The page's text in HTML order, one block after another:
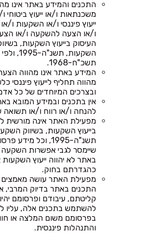
התכנים והמידע באתר אינו
משכנתאות ו/או ייעוץ ביטוחי
ייעוץ פיננסי ו/או השקעות ו/
ו/או הצעה להשקעה ו/או
העיסוק בייעוץ השקעות,
השקעות,
תשכ"ח-1968.
המידע באתר אינו מהווה
מהווה תחליף לייעוץ פיננסי
ובצרכים המיוחדים של כל
אין בתכנים ובמידע המובא
להנחה ו/או רווח ו/או
מפעילת האתר אינה מורשית
בייעוץ השקעות, בשיווק
תשנ"ה-1995, וכל
שיימסר לגבי אפשרות
באתר לא יהווה ייעוץ
כהגדרתם בחוק.
מפעילת האתר עושה מאמצים
התכנים באתר בדיוק המרבי,
קליטתם, עיבודם ופרסומם
להשתמש בתכנים אלה, עליו
בפרסומם משום המלצה או
והתנהלות פיננסית.